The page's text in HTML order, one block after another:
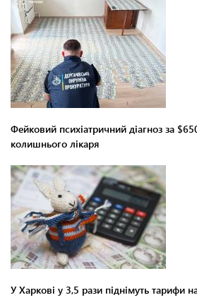
Фейковий психіатричний діагноз за
колишнього лікаря
У Харкові у 3,5 рази піднімуть тарифи